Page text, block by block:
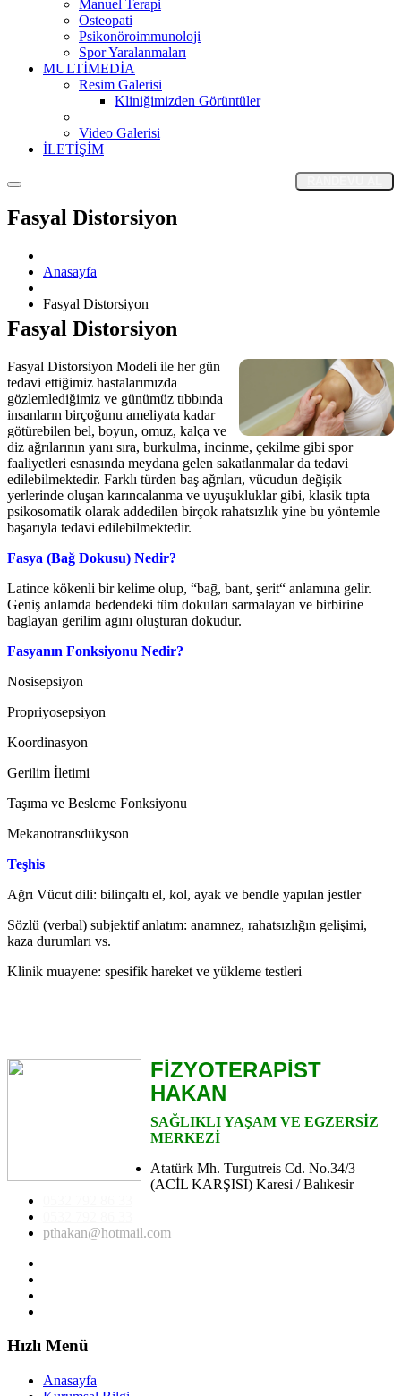
Manuel Terapi
Osteopati
Psikonöroimmunoloji
Spor Yaralanmaları
MULTİMEDİA
Resim Galerisi
Kliniğimizden Görüntüler
Video Galerisi
İLETİŞİM
Fasyal Distorsiyon
Anasayfa
Fasyal Distorsiyon
Fasyal Distorsiyon
Fasyal Distorsiyon Modeli ile her gün
tedavi ettiğimiz hastalarımızda
gözlemlediğimiz ve günümüz tıbbında
insanların birçoğunu ameliyata kadar
götürebilen bel, boyun, omuz, kalça ve
diz ağrılarının yanı sıra, burkulma, incinme, çekilme gibi spor
faaliyetleri esnasında meydana gelen sakatlanmalar da tedavi
edilebilmektedir. Farklı türden baş ağrıları, vücudun değişik
yerlerinde oluşan karıncalanma ve uyuşukluklar gibi, klasik tıpta
psikosomatik olarak addedilen birçok rahatsızlık yine bu yöntemle
başarıyla tedavi edilebilmektedir.
Fasya (Bağ Dokusu) Nedir?
Latince kökenli bir kelime olup, “baḡ, bant, şerit“ anlamına gelir.
Geniş anlamda bedendeki tüm dokuları sarmalayan ve birbirine
baḡlayan gerilim aḡını oluşturan dokudur.
Fasyanın Fonksiyonu Nedir?
Nosisepsiyon
Propriyosepsiyon
Koordinasyon
Gerilim İletimi
Taşıma ve Besleme Fonksiyonu
Mekanotransdükyson
Teşhis
Ağrı Vücut dili: bilinçaltı el, kol, ayak ve bendle yapılan jestler
Sözlü (verbal) subjektif anlatım: anamnez, rahatsızlığın gelişimi,
kaza durumları vs.
Klinik muayene: spesifik hareket ve yükleme testleri
FİZYOTERAPİST
HAKAN
SAĞLIKLI YAŞAM VE EGZERSİZ
MERKEZİ
Atatürk Mh. Turgutreis Cd. No.34/3
(ACİL KARŞISI) Karesi / Balıkesir
pthakan@hotmail.com
Hızlı Menü
Anasayfa